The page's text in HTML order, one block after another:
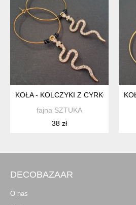
KOŁA - KOLCZYKI Z CYRKONIAMI -
fajna SZTUKA
38 zł
DECOBAZAAR
O nas